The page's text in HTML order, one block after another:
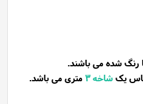
رنگ شده می باشند.
یکشاخه3متری می باشد.